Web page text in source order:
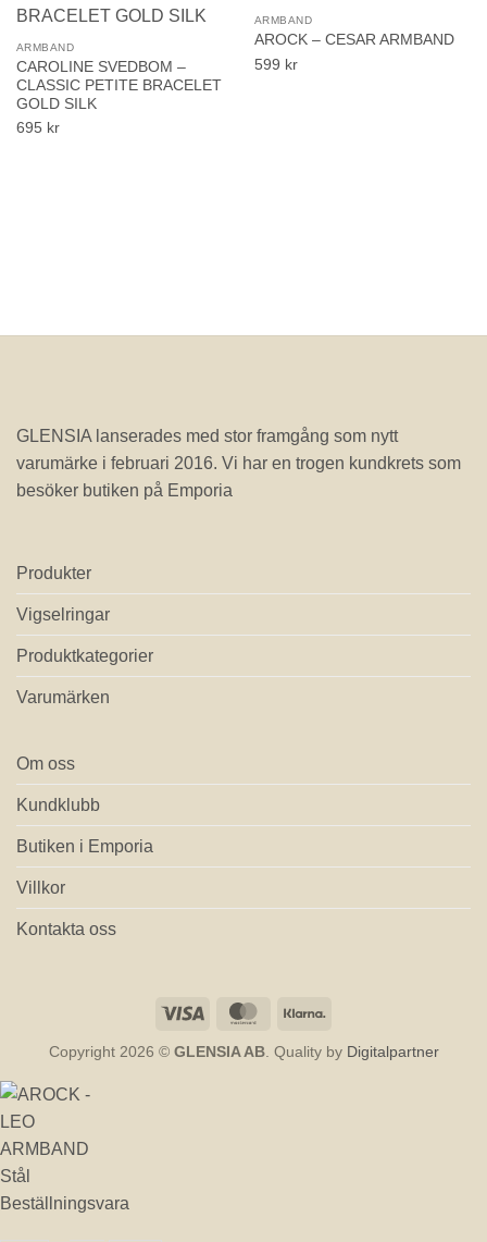
önskelistan!
ARMBAND
CAROLINE SVEDBOM –
CLASSIC PETITE BRACELET
GOLD SILK
695 kr
ARMBAND
AROCK – CESAR ARMBAND
599 kr
GLENSIA lanserades med stor framgång som nytt
varumärke i februari 2016. Vi har en trogen kundkrets som
besöker butiken på Emporia
Produkter
Vigselringar
Produktkategorier
Varumärken
Om oss
Kundklubb
Butiken i Emporia
Villkor
Kontakta oss
Visa MasterCard
Copyright 2026 © GLENSIA AB. Quality by Digitalpartner
Beställningsvara